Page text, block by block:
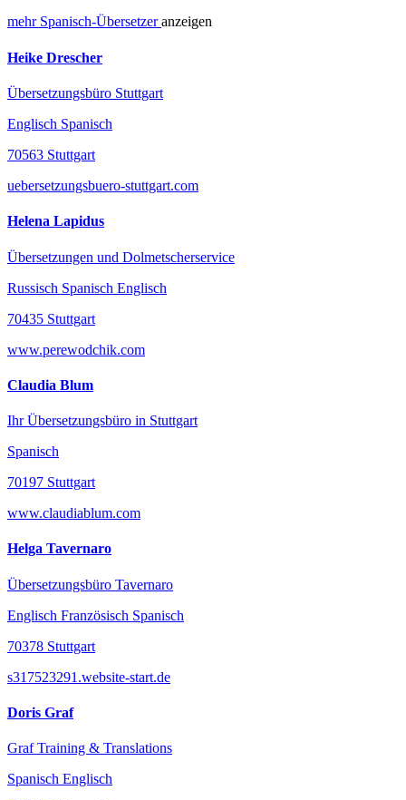
mehr Spanisch-Übersetzeranzeigen
Heike Drescher
Übersetzungsbüro Stuttgart
Englisch Spanisch
70563 Stuttgart
uebersetzungsbuero-stuttgart.com
Helena Lapidus
Übersetzungen und Dolmetscherservice
Russisch Spanisch Englisch
70435 Stuttgart
www.perewodchik.com
Claudia Blum
Ihr Übersetzungsbüro in Stuttgart
Spanisch
70197 Stuttgart
www.claudiablum.com
Helga Tavernaro
Übersetzungsbüro Tavernaro
Englisch Französisch Spanisch
70378 Stuttgart
s317523291.website-start.de
Doris Graf
Graf Training & Translations
Spanisch Englisch